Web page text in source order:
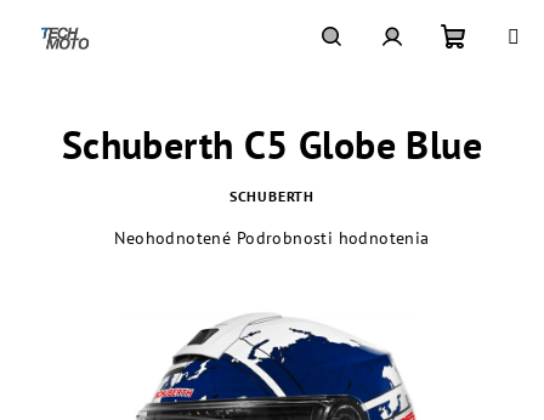
košík
Schuberth C5 Globe Blue
SCHUBERTH
Priemerné
hviezdičiek.
Neohodnotené Podrobnosti hodnotenia